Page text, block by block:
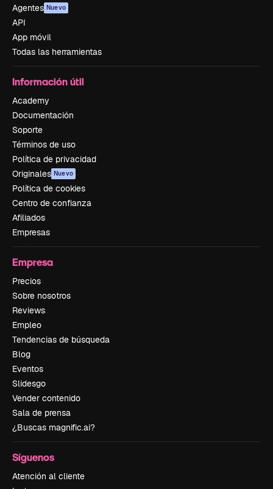
Agentes Nuevo
API
App móvil
Todas las herramientas
Información útil
Academy
Documentación
Soporte
Términos de uso
Política de privacidad
Originales Nuevo
Política de cookies
Centro de confianza
Afiliados
Empresas
Empresa
Precios
Sobre nosotros
Reviews
Empleo
Tendencias de búsqueda
Blog
Eventos
Slidesgo
Vender contenido
Sala de prensa
¿Buscas magnific.ai?
Síguenos
Atención al cliente